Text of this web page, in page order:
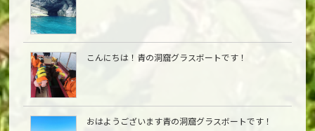
こんにちは︎！青の洞窟グラスボートです！
おはようございます青の洞窟グラスボートです！